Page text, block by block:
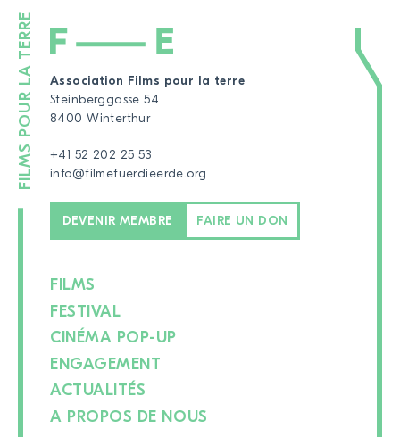
Association Films pour la terre
Steinberggasse 54
8400 Winterthur
+41 52 202 25 53
info@filmefuerdieerde.org
DEVENIR MEMBRE FAIRE UN DON
FILMS
FESTIVAL
CINÉMA POP-UP
ENGAGEMENT
ACTUALITÉS
A PROPOS DE NOUS